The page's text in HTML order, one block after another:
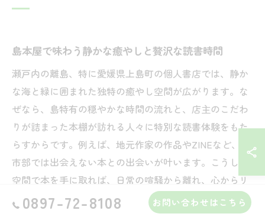
島本屋で味わう静かな癒やしと贅沢な読書時間
瀬戸内の離島、特に愛媛県上島町の個人書店では、静か
な海と緑に囲まれた独特の癒やし空間が広がります。な
ぜなら、島特有の穏やかな時間の流れと、店主のこだわ
りが詰まった本棚が訪れる人々に特別な読書体験をもた
らすからです。例えば、地元作家の作品やZINEなど、都
市部では出会えない本との出会いが叶います。こうした
空間で本を手に取れば、日常の喧騒から離れ、心からリ
ラックスできる贅沢な時間を過ごせます。
0897-72-8108 お問い合わせはこちら